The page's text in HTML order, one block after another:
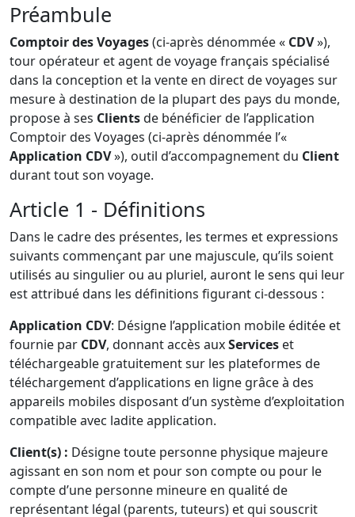
Préambule
Comptoir des Voyages(ci-après dénommée « CDV»),
tour opérateur et agent de voyage français spécialisé
dans la conception et la vente en direct de voyages sur
mesure à destination de la plupart des pays du monde,
propose à ses Clientsde bénéficier de l’application
Comptoir des Voyages (ci-après dénommée l’«
Application CDV»), outil d’accompagnement du Client
durant tout son voyage.
Article 1 - Définitions
Dans le cadre des présentes, les termes et expressions
suivants commençant par une majuscule, qu’ils soient
utilisés au singulier ou au pluriel, auront le sens qui leur
est attribué dans les définitions figurant ci-dessous :
Application CDV: Désigne l’application mobile éditée et
fournie par CDV, donnant accès auxServices et
téléchargeable gratuitement sur les plateformes de
téléchargement d’applications en ligne grâce à des
appareils mobiles disposant d’un système d’exploitation
compatible avec ladite application.
Client(s) : Désigne toute personne physique majeure
agissant en son nom et pour son compte ou pour le
compte d’une personne mineure en qualité de
représentant légal (parents, tuteurs) et qui souscrit